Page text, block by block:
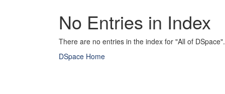
No Entries in Index
There are no entries in the index for "All of DSpace".
DSpace Home